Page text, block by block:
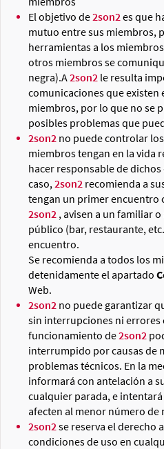
El objetivo de2son2 es que
mutuo entre sus miembros,
herramientas a los
otros miembros se
negra).A2son2 le resulta
comunicaciones que
miembros, por lo que no se
posibles problemas que
2son2 no puede controlar
miembros tengan en la vida
hacer responsable de
caso, 2son2 recomienda a
tengan un primer encuentro
2son2 , avisen a un familiar
público (bar, restaurante,
encuentro.
Se recomienda a todos los
detenidamente el apartado
Web.
2son2 no puede garantizar
sin interrupciones ni errores
funcionamiento de2son2
interrumpido por causas de
problemas técnicos. En la
informará con antelación a
cualquier parada, e
afecten al menor número de
2son2 se reserva el derecho
condiciones de uso en